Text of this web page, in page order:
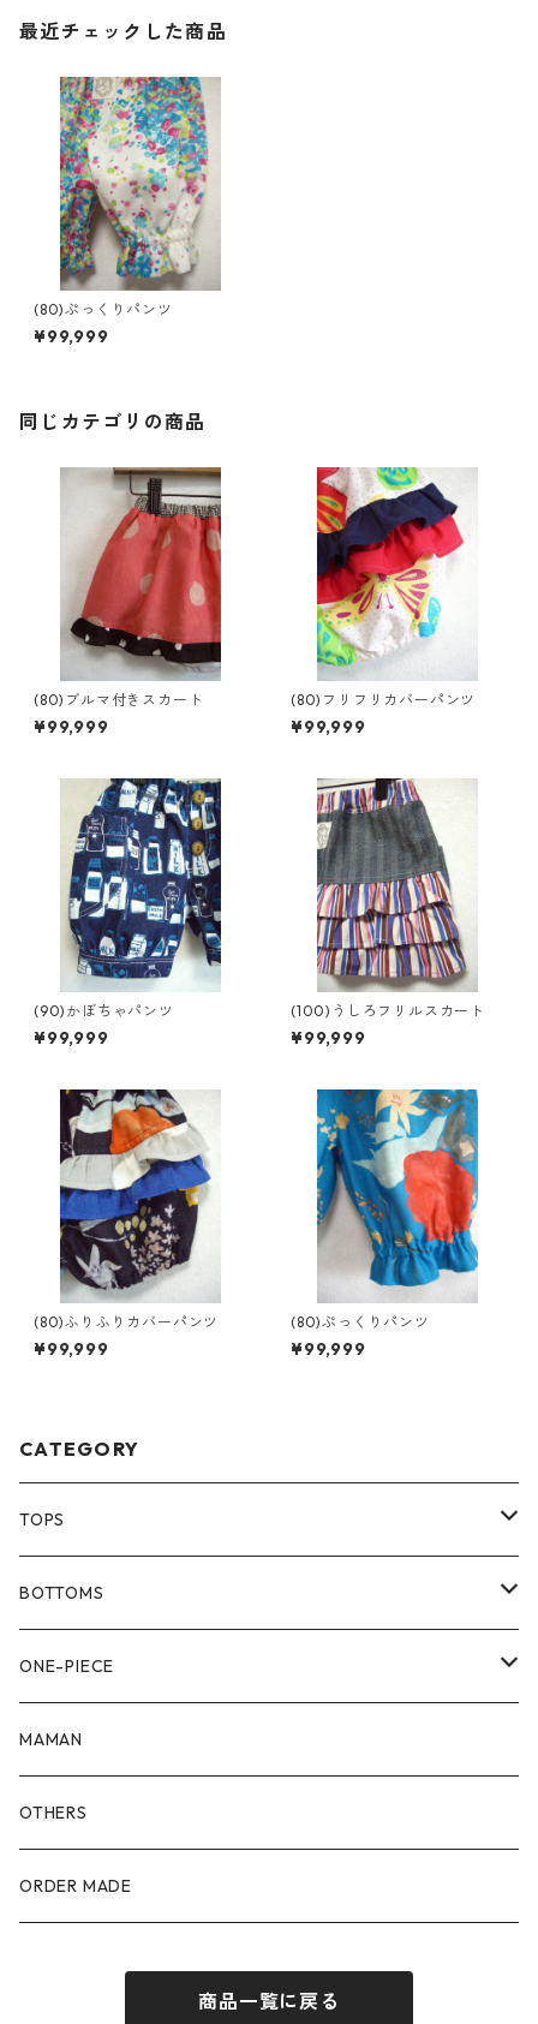
最近チェックした商品
(80)ぷっくりパンツ
¥99,999
同じカテゴリの商品
(80)ブルマ付きスカート
¥99,999
(80)フリフリカバーパンツ
¥99,999
(90)かぼちゃパンツ
¥99,999
(100)うしろフリルスカート
¥99,999
(80)ふりふりカバーパンツ
¥99,999
(80)ぷっくりパンツ
¥99,999
CATEGORY
TOPS
80size
90size
100size
110size
BOTTOMS
80size
90size
100size
110size
ONE-PIECE
80size
90size
100size
MAMAN
OTHERS
ORDER MADE
商品一覧に戻る